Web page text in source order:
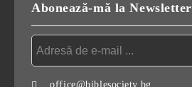
Abonează-mă la Newsletter
office@biblesociety.bg